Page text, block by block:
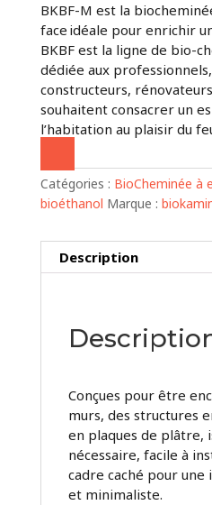
BKBF-M est la
face idéale pour enrichir
BKBF est la ligne de bio-
dédiée aux
constructeurs,
souhaitent consacrer un
l’habitation au plaisir du
Catégories : BioCheminée à
bioéthanol Marque :
Description
Conçues pour être
murs, des structures
en plaques de plâtre,
nécessaire, facile à
cadre caché pour
et minimaliste.